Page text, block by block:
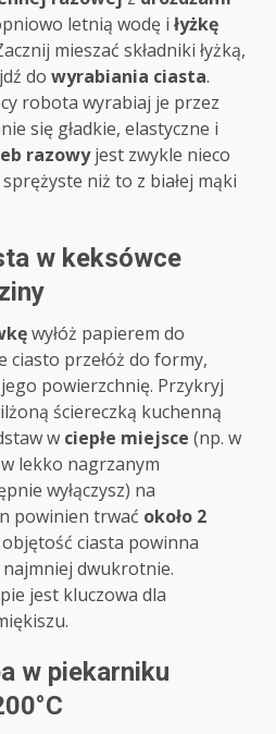
letnią wodę i łyżkę
mieszać składniki łyżką,
do wyrabiania ciasta.
robota wyrabiaj je przez
się gładkie, elastyczne i
razowyjest zwykle nieco
niż to z białej mąki
w keksówce
wyłóż papierem do
ciasto przełóż do formy,
powierzchnię. Przykryj
ściereczką kuchenną
w ciepłe miejsce (np. w
lekko nagrzanym
wyłączysz) na
powinien trwać około 2
objętość ciasta powinna
dwukrotnie.
jest kluczowa dla
w piekarniku